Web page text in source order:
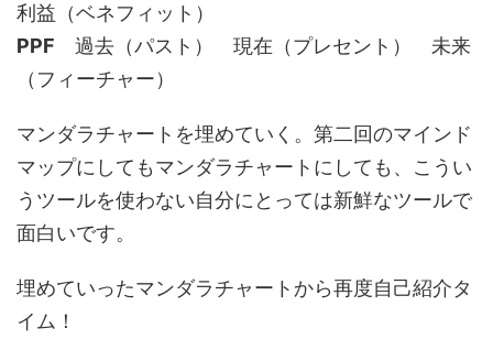
利益（ベネフィット）
PPF 過去（パスト） 現在（プレセント） 未来
（フィーチャー）
マンダラチャートを埋めていく。第二回のマインド
マップにしてもマンダラチャートにしても、こうい
うツールを使わない自分にとっては新鮮なツールで
面白いです。
埋めていったマンダラチャートから再度自己紹介タ
イム！